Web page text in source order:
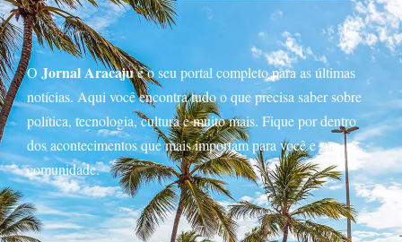
O Jornal Aracajué o seu portal completo para as últimas
notícias. Aqui você encontra tudo o que precisa saber sobre
política, tecnologia, cultura e muito mais. Fique por dentro
dos acontecimentos que mais importam para você e sua
comunidade.